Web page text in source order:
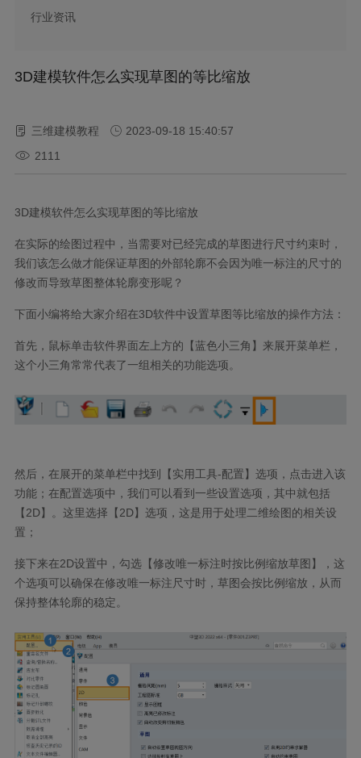
行业资讯
3D建模软件怎么实现草图的等比缩放
三维建模教程
2023-09-18 15:40:57
2111
3D建模软件怎么实现草图的等比缩放
在实际的绘图过程中，当需要对已经完成的草图进行尺寸约束时，
我们该怎么做才能保证草图的外部轮廓不会因为唯一标注的尺寸的
修改而导致草图整体轮廓变形呢？
下面小编将给大家介绍在3D软件中设置草图等比缩放的操作方法：
首先，鼠标单击软件界面左上方的【蓝色小三角】来展开菜单栏，
这个小三角常常代表了一组相关的功能选项。
然后，在展开的菜单栏中找到【实用工具-配置】选项，点击进入该
功能；在配置选项中，我们可以看到一些设置选项，其中就包括
【2D】。这里选择【2D】选项，这是用于处理二维绘图的相关设
置；
接下来在2D设置中，勾选【修改唯一标注时按比例缩放草图】，这
个选项可以确保在修改唯一标注尺寸时，草图会按比例缩放，从而
保持整体轮廓的稳定。